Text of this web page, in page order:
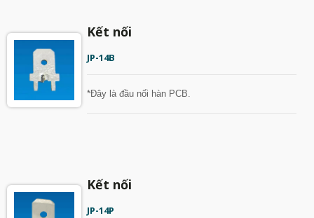
Kết nối
JP-14B
*Đây là đầu nối hàn PCB.
Kết nối
JP-14P